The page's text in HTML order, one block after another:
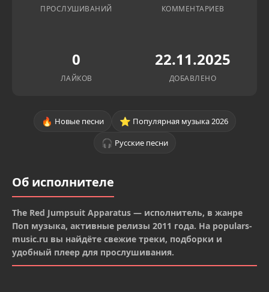
ПРОСЛУШИВАНИЙ КОММЕНТАРИЕВ
0
ЛАЙКОВ
22.11.2025
ДОБАВЛЕНО
🔥 Новые песни ⭐ Популярная музыка 2026
🎧 Русские песни
Об исполнителе
The Red Jumpsuit Apparatus — исполнитель, в жанре
Поп музыка, активные релизы 2011 года. На populars-
music.ru вы найдёте свежие треки, подборки и
удобный плеер для прослушивания.